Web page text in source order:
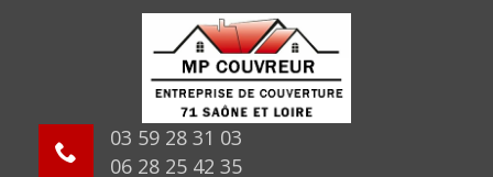
03 59 28 31 03
06 28 25 42 35